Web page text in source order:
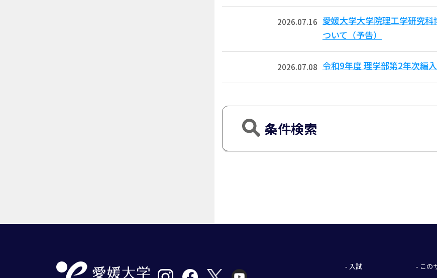
2026.07.16 愛媛大学大学院理工学研究
ついて（予告）
2026.07.08 令和9年度 理学部第2年次編
条件検索
- 入試
- この